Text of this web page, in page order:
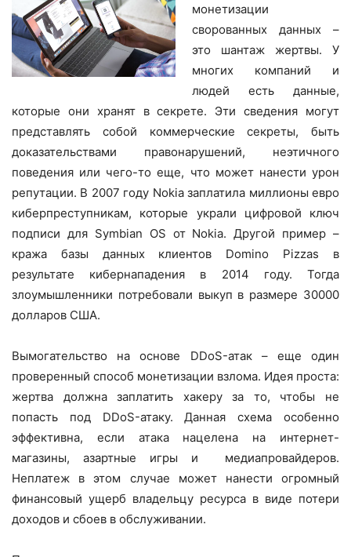
монетизации
сворованных данных –
это шантаж жертвы. У
многих компаний и
людей есть данные,
которые они хранят в секрете. Эти сведения могут
представлять собой коммерческие секреты, быть
доказательствами правонарушений, неэтичного
поведения или чего-то еще, что может нанести урон
репутации. В 2007 году Nokia заплатила миллионы евро
киберпреступникам, которые украли цифровой ключ
подписи для Symbian OS от Nokia. Другой пример –
кража базы данных клиентов Domino Pizzas в
результате кибернападения в 2014 году. Тогда
злоумышленники потребовали выкуп в размере 30000
долларов США.
Вымогательство на основе DDoS-атак – еще один
проверенный способ монетизации взлома. Идея проста:
жертва должна заплатить хакеру за то, чтобы не
попасть под DDoS-атаку. Данная схема особенно
эффективна, если атака нацелена на интернет-
магазины, азартные игры и медиапровайдеров.
Неплатеж в этом случае может нанести огромный
финансовый ущерб владельцу ресурса в виде потери
доходов и сбоев в обслуживании.